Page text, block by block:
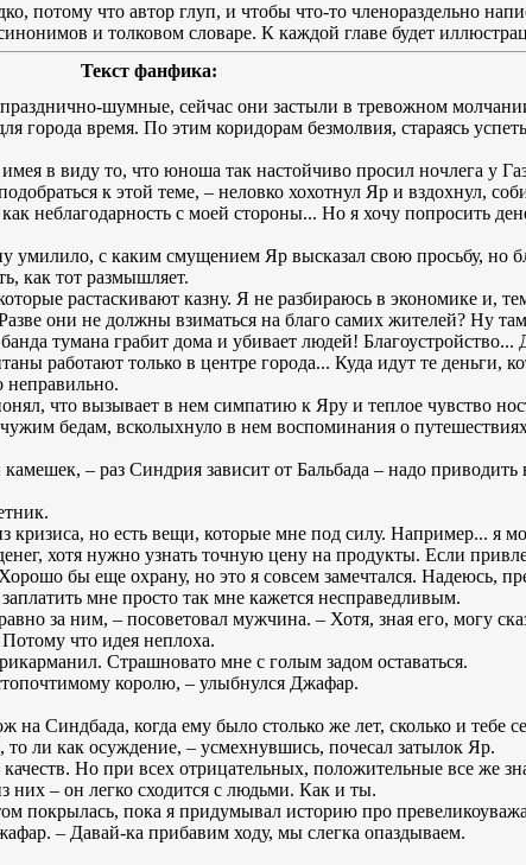
потому что автор глуп, и чтобы что-то членораздельно
и толковом словаре. К каждой главе будет
Текст фанфика:
шумные, сейчас они застыли в тревожном
города время. По этим коридорам безмолвия, стараясь
имея в виду то, что юноша так настойчиво просил ночлега у
к этой теме, – неловко хохотнул Яр и вздохнул,
неблагодарность с моей стороны... Но я хочу попросить
с каким смущением Яр высказал свою просьбу, но
как тот размышляет.
растаскивают казну. Я не разбираюсь в экономике и,
Разве они не должны взиматься на благо самих жителей? Ну
тумана грабит дома и убивает людей!
работают только в центре города... Куда идут те деньги,
неправильно.
что вызывает в нем симпатию к Яру и теплое чувство
бедам, всколыхнуло в нем воспоминания о
– раз Синдрия зависит от Бальбада – надо приводить
кризиса, но есть вещи, которые мне под силу. Например... я
хотя нужно узнать точную цену на продукты. Если
бы еще охрану, но это я совсем замечтался. Надеюсь,
мне просто так мне кажется несправедливым.
за ним, – посоветовал мужчина. – Хотя, зная его, могу
Потому что идея неплоха.
Страшновато мне с голым задом оставаться.
королю, – улыбнулся Джафар.
Синдбада, когда ему было столько же лет, сколько и тебе
ли как осуждение, – усмехнувшись, почесал затылок Яр.
Но при всех отрицательных, положительные все же
– он легко сходится с людьми. Как и ты.
покрылась, пока я придумывал историю про
– Давай-ка прибавим ходу, мы слегка опаздываем.